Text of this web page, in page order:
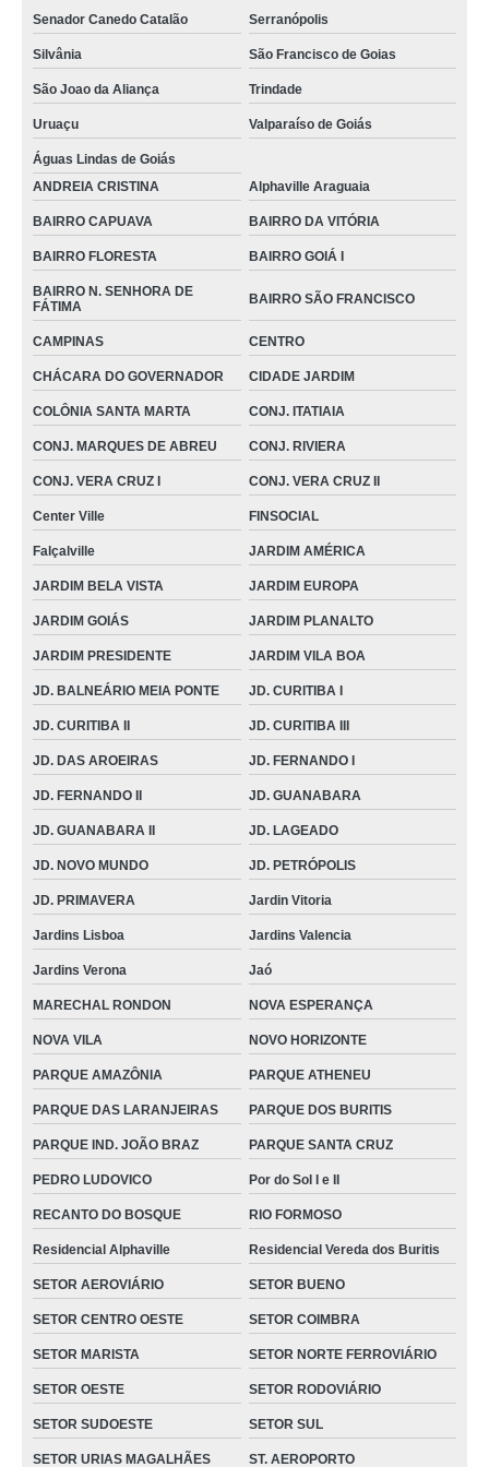
onde encontro andador com rodas para idoso BAIRRO FLORESTA
andador idoso preço Jardins Valencia
onde encontrar andador idoso CONJ. ITATIAIA
andador para idoso Center Ville
andadores articulado para idoso CENTRO
onde encontrar andador idoso ortopédico BAIRRO N. SENHORA DE
FÁTIMA
andadores idoso Residencial Alphaville
andadores para idoso com acento VILA MORAES
andador de empurrar para idoso CAMPINAS
andadores para idoso com rodas Alphaville Araguaia
onde encontro andador de idoso VILA MUTIRÃO I
onde encontro andador de empurrar para idoso Perolândia
andadores idoso com rodas Serranópolis
onde encontro andador idoso JD. CURITIBA II
andador com rodas para idoso preço Goiatuba
andadores para idoso com acento SETOR OESTE
onde encontrar andador para idoso com acento JD. PRIMAVERA
andadores para idoso Goiás
onde encontrar andador de empurrar para idoso Senador Canedo
onde encontro andador para idoso JARDIM EUROPA
onde encontro andador com rodas para idoso ANDREIA CRISTINA
andador com rodinha para idoso preço ST. UNIVERSITÁRIO
onde encontro andador ortopédico para idoso CAMPINAS
andador idoso VILA OSVALDO ROSA
onde encontrar andador para idoso com rodas JARDIM BELA VISTA
andador para idoso com rodas PARQUE AMAZÔNIA
andadores para idoso SETOR RODOVIÁRIO
andador idoso com rodas preço Cavalcante
andador ortopédico para idoso PARQUE DAS LARANJEIRAS
andador de idoso Senador Canedo Catalão
andador com rodinha para idoso preço JD. FERNANDO I
andador para idoso preço JARDIM PRESIDENTE
onde encontrar andador de idoso VILA MORAES
andadores para idoso com rodas Campo Alegre de Goiás
Senador Canedo Catalão Serranópolis
Silvânia São Francisco de Goias
São Joao da Aliança Trindade
Uruaçu Valparaíso de Goiás
Águas Lindas de Goiás
ANDREIA CRISTINA
Alphaville Araguaia
BAIRRO CAPUAVA BAIRRO DA VITÓRIA
BAIRRO FLORESTA BAIRRO GOIÁ I
BAIRRO N. SENHORA DE
FÁTIMA
BAIRRO SÃO FRANCISCO
CAMPINAS CENTRO
CHÁCARA DO GOVERNADOR CIDADE JARDIM
COLÔNIA SANTA MARTA CONJ. ITATIAIA
CONJ. MARQUES DE ABREU CONJ. RIVIERA
CONJ. VERA CRUZ I CONJ. VERA CRUZ II
Center Ville FINSOCIAL
Falçalville JARDIM AMÉRICA
JARDIM BELA VISTA JARDIM EUROPA
JARDIM GOIÁS JARDIM PLANALTO
JARDIM PRESIDENTE JARDIM VILA BOA
JD. BALNEÁRIO MEIA PONTE JD. CURITIBA I
JD. CURITIBA II JD. CURITIBA III
JD. DAS AROEIRAS JD. FERNANDO I
JD. FERNANDO II JD. GUANABARA
JD. GUANABARA II JD. LAGEADO
JD. NOVO MUNDO JD. PETRÓPOLIS
JD. PRIMAVERA Jardin Vitoria
Jardins Lisboa Jardins Valencia
Jardins Verona Jaó
MARECHAL RONDON NOVA ESPERANÇA
NOVA VILA NOVO HORIZONTE
PARQUE AMAZÔNIA PARQUE ATHENEU
PARQUE DAS LARANJEIRAS PARQUE DOS BURITIS
PARQUE IND. JOÃO BRAZ PARQUE SANTA CRUZ
PEDRO LUDOVICO Por do Sol I e II
RECANTO DO BOSQUE RIO FORMOSO
Residencial Alphaville Residencial Vereda dos Buritis
SETOR AEROVIÁRIO SETOR BUENO
SETOR CENTRO OESTE SETOR COIMBRA
SETOR MARISTA SETOR NORTE FERROVIÁRIO
SETOR OESTE SETOR RODOVIÁRIO
SETOR SUDOESTE SETOR SUL
SETOR URIAS MAGALHÃES ST. AEROPORTO